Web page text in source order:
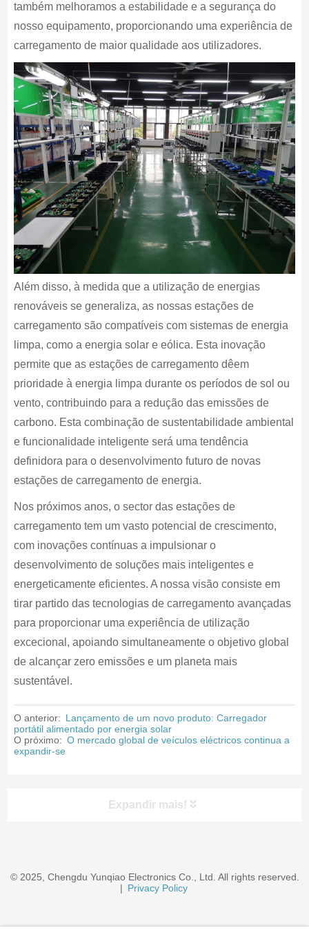
também melhoramos a estabilidade e a segurança do
nosso equipamento, proporcionando uma experiência de
carregamento de maior qualidade aos utilizadores.
Além disso, à medida que a utilização de energias
renováveis se generaliza, as nossas estações de
carregamento são compatíveis com sistemas de energia
limpa, como a energia solar e eólica. Esta inovação
permite que as estações de carregamento dêem
prioridade à energia limpa durante os períodos de sol ou
vento, contribuindo para a redução das emissões de
carbono. Esta combinação de sustentabilidade ambiental
e funcionalidade inteligente será uma tendência
definidora para o desenvolvimento futuro de novas
estações de carregamento de energia.
Nos próximos anos, o sector das estações de
carregamento tem um vasto potencial de crescimento,
com inovações contínuas a impulsionar o
desenvolvimento de soluções mais inteligentes e
energeticamente eficientes. A nossa visão consiste em
tirar partido das tecnologias de carregamento avançadas
para proporcionar uma experiência de utilização
excecional, apoiando simultaneamente o objetivo global
de alcançar zero emissões e um planeta mais
sustentável.
O anterior: Lançamento de um novo produto: Carregador
portátil alimentado por energia solar
O próximo: O mercado global de veículos eléctricos continua a
expandir-se
Expandir mais!
© 2025, Chengdu Yunqiao Electronics Co., Ltd. All rights reserved.
| Privacy Policy